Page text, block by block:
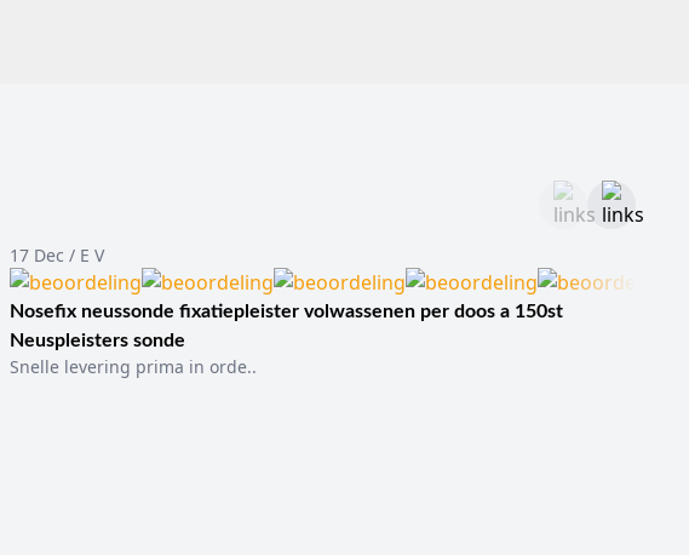
17 Dec / E V
Nosefix neussonde fixatiepleister volwassenen per doos a 150st
Neuspleisters sonde
Snelle levering prima in orde..